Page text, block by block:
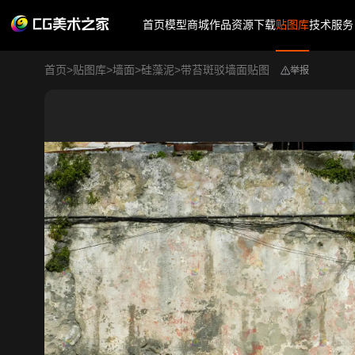
首页模型商城作品资源下载贴图库技术服务
首页>贴图库>墙面>硅藻泥>带苔斑驳墙面贴图 举报